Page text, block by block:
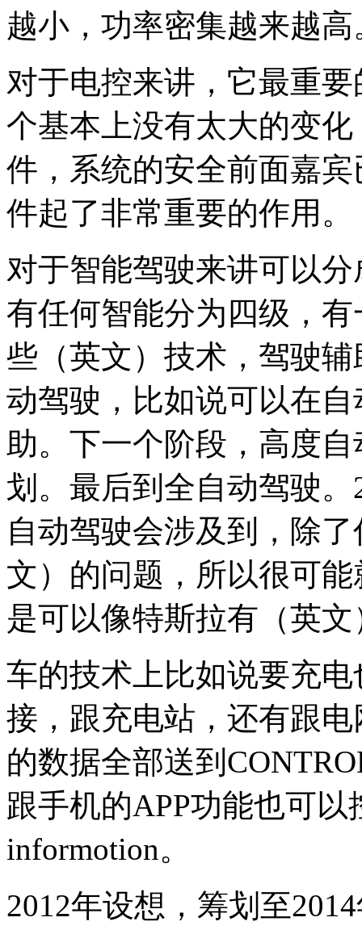
越小，功率密集越来越高
对于电控来讲，它最重
个基本上没有太大的变
件，系统的安全前面嘉
件起了非常重要的作用。
对于智能驾驶来讲可以
有任何智能分为四级，
些（英文）技术，驾驶
动驾驶，比如说可以在
助。下一个阶段，高度
划。最后到全自动驾驶
自动驾驶会涉及到，除
文）的问题，所以很可
是可以像特斯拉有（英
车的技术上比如说要充
接，跟充电站，还有跟
的数据全部送到
跟手机的APP功能也可
informotion。
2012年设想，筹划至